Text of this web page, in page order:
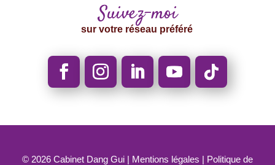
Suivez-moi
sur votre réseau préféré
© 2026 Cabinet Dang Gui | Mentions légales | Politique de